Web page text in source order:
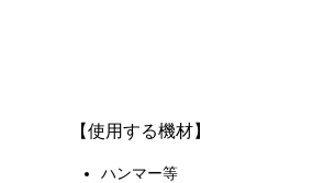
【使用する機材】
ハンマー等